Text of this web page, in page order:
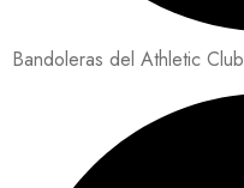
Bandoleras del Athletic Club